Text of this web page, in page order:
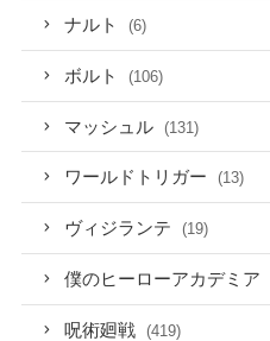
ナルト (6)
ボルト (106)
マッシュル (131)
ワールドトリガー (13)
ヴィジランテ (19)
僕のヒーローアカデミア
呪術廻戦 (419)